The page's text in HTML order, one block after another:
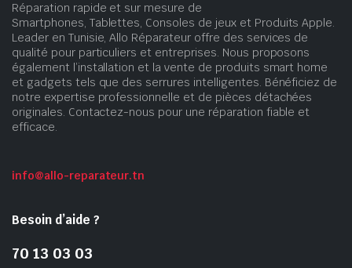
Réparation rapide et sur mesure de
Smartphones, Tablettes, Consoles de jeux et Produits Apple.
Leader en Tunisie, Allo Réparateur offre des services de
qualité pour particuliers et entreprises. Nous proposons
également l’installation et la vente de produits smart home
et gadgets tels que des serrures intelligentes. Bénéficiez de
notre expertise professionnelle et de pièces détachées
originales. Contactez-nous pour une réparation fiable et
efficace.
info@allo-reparateur.tn
Besoin d’aide ?
70 13 03 03